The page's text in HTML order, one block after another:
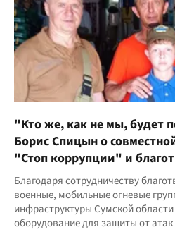
"Кто же, как не мы, будет
Борис Спицын о
"Стоп коррупции" и
Благодаря сотрудничеству
военные, мобильные огневые
инфраструктуры Сумской
оборудование для защиты от